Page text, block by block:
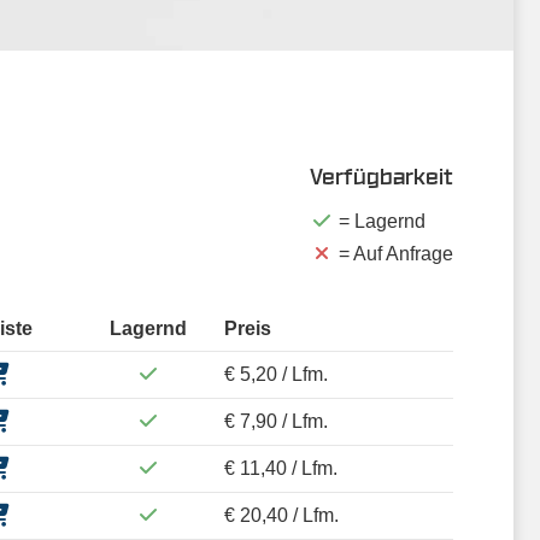
Verfügbarkeit
= Lagernd
= Auf Anfrage
Lagernd Preis
€ 5,20 / Lfm.
€ 7,90 / Lfm.
€ 11,40 / Lfm.
€ 20,40 / Lfm.